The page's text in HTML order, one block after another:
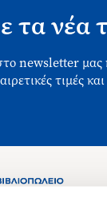
τα νέα
newsletter μας
τιμές